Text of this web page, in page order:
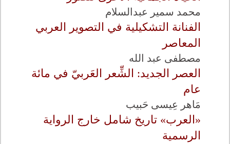
محمد سمير عبدالسلام
الفنانة التشكيلية في التصوير العربي
المعاصر
مصطفى عبد الله
العصر الجديد: الشِّعر العَربيّ في مائة
عام
مَاهر عِيسى حَبيب
«العرب» تاريخ شامل خارج الرواية
الرسمية